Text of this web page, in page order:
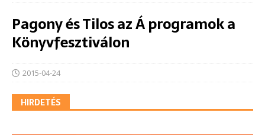
Pagony és Tilos az Á programok a
Könyvfesztiválon
2015-04-24
HIRDETÉS